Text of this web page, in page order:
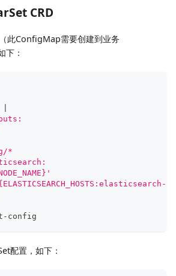
CRD
此ConfigMap需要创建到业务
下：
*
- config
配置，如下：